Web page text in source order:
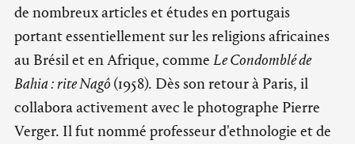
de nombreux articles et études en portugais
portant essentiellement sur les religions africaines
au Brésil et en Afrique, comme Le Condomblé de
Bahia : rite Nagô (1958). Dès son retour à Paris, il
collabora activement avec le photographe Pierre
Verger. Il fut nommé professeur d'ethnologie et de